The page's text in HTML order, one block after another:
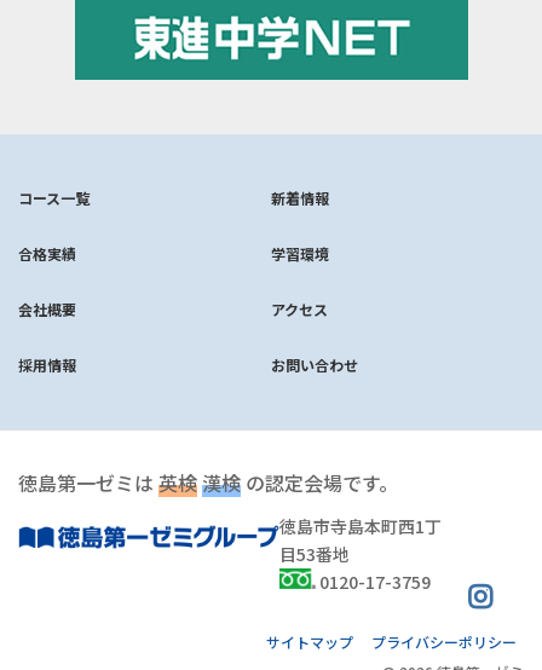
コース一覧 新着情報
合格実績 学習環境
会社概要 アクセス
採用情報 お問い合わせ
徳島第一ゼミは 英検漢検 の認定会場です。
徳島市寺島本町西1丁
目53番地
0120-17-3759
サイトマップ
プライバシーポリシー